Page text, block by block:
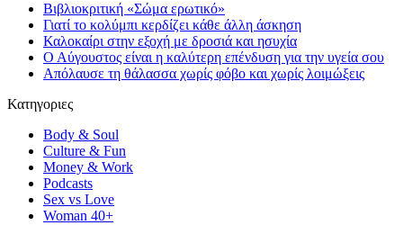
Βιβλιοκριτική «Σώμα ερωτικό»
Γιατί το κολύμπι κερδίζει κάθε άλλη άσκηση
Καλοκαίρι στην εξοχή με δροσιά και ησυχία
Ο Αύγουστος είναι η καλύτερη επένδυση για την υγεία σου
Απόλαυσε τη θάλασσα χωρίς φόβο και χωρίς λοιμώξεις
Κατηγοριες
Body & Soul
Culture & Fun
Money & Work
Podcasts
Sex vs Love
Woman 40+